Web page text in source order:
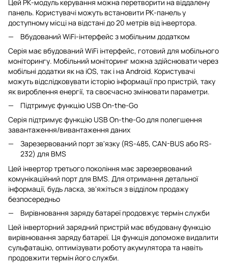
Цей РК-модуль керування можна перетворити на віддалену
панель. Користувачі можуть встановити РК-панель у
доступному місці на відстані до 20 метрів від інвертора.
Вбудований WiFi-інтерфейс з мобільним додатком
Серія має вбудований WiFi інтерфейс, готовий для мобільного
моніторингу. Мобільний моніторинг можна здійснювати через
мобільні додатки як на iOS, так і на Android. Користувачі
можуть відслідковувати історію інформації про пристрій, таку
як вироблення енергії, та своєчасно змінювати параметри.
Підтримує функцію USB On-the-Go
Серія підтримує функцію USB On-the-Go для полегшення
завантаження/вивантаження даних
Зарезервований порт зв'язку (RS-485, CAN-BUS або RS-
232) для BMS
Цей інвертор третього покоління має зарезервований
комунікаційний порт для BMS. Для отримання детальної
інформації, будь ласка, зв'яжіться з відділом продажу
безпосередньо
Вирівнювання заряду батареї продовжує термін служби
Цей інверторний зарядний пристрій має вбудовану функцію
вирівнювання заряду батареї. Ця функція допоможе видалити
сульфатацію, оптимізувати роботу акумулятора та навіть
продовжити термін його служби.